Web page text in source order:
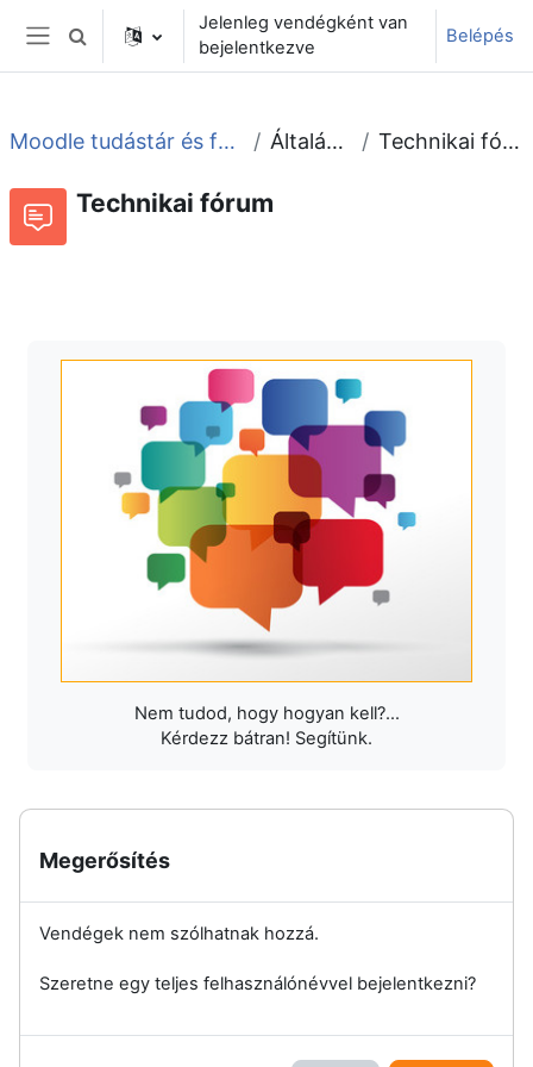
Tovább a fő tartalomhoz
Oldalpanel
Keresési bemeneti adatok váltása
Jelenleg vendégként van
bejelentkezve
Belépés
Moodle tudástár és fórum Általános Technikai fórum
Technikai fórum
Nem tudod, hogy hogyan kell?...
Kérdezz bátran! Segítünk.
Megerősítés
Vendégek nem szólhatnak hozzá.
Szeretne egy teljes felhasználónévvel bejelentkezni?